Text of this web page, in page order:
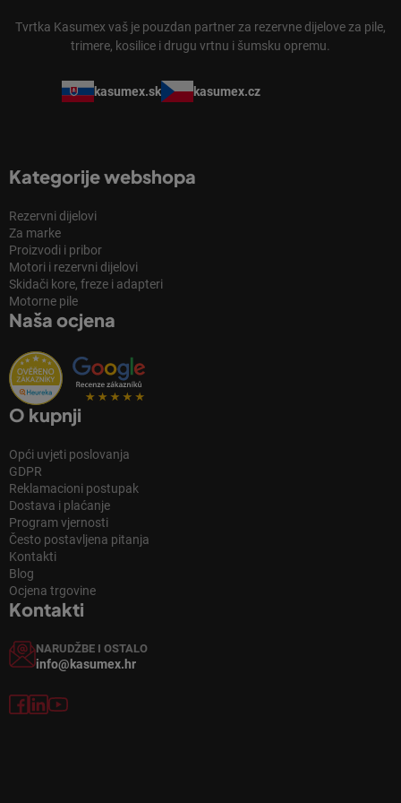
Tvrtka Kasumex vaš je pouzdan partner za rezervne dijelove za pile,
trimere, kosilice i drugu vrtnu i šumsku opremu.
kasumex.sk kasumex.cz
Kategorije webshopa
Rezervni dijelovi
Za marke
Proizvodi i pribor
Motori i rezervni dijelovi
Skidači kore, freze i adapteri
Motorne pile
Naša ocjena
O kupnji
Opći uvjeti poslovanja
GDPR
Reklamacioni postupak
Dostava i plaćanje
Program vjernosti
Često postavljena pitanja
Kontakti
Blog
Ocjena trgovine
Kontakti
NARUDŽBE I OSTALO
info@kasumex.hr